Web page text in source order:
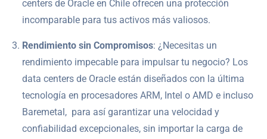
centers de Oracle en Chile ofrecen una protección
incomparable para tus activos más valiosos.
Rendimiento sin Compromisos: ¿Necesitas un
rendimiento impecable para impulsar tu negocio? Los
data centers de Oracle están diseñados con la última
tecnología en procesadores ARM, Intel o AMD e incluso
Baremetal, para así garantizar una velocidad y
confiabilidad excepcionales, sin importar la carga de